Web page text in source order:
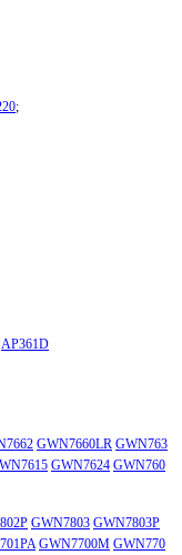
;
AP361D
GWN7660LR GWN763
GWN7624 GWN760
GWN7803 GWN7803P
GWN7700M GWN770